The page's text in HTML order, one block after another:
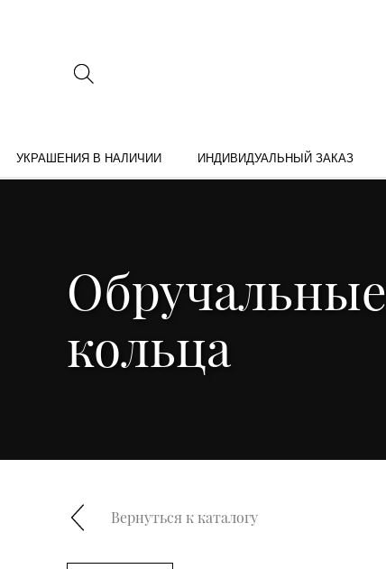
УКРАШЕНИЯ В НАЛИЧИИ ИНДИВИДУАЛЬНЫЙ ЗАКАЗ
Обручальные
кольца
Вернуться к каталогу